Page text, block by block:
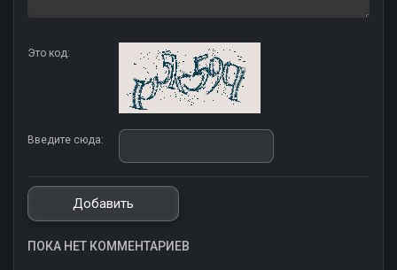
Это код:
Введите сюда:
ПОКА НЕТ КОММЕНТАРИЕВ